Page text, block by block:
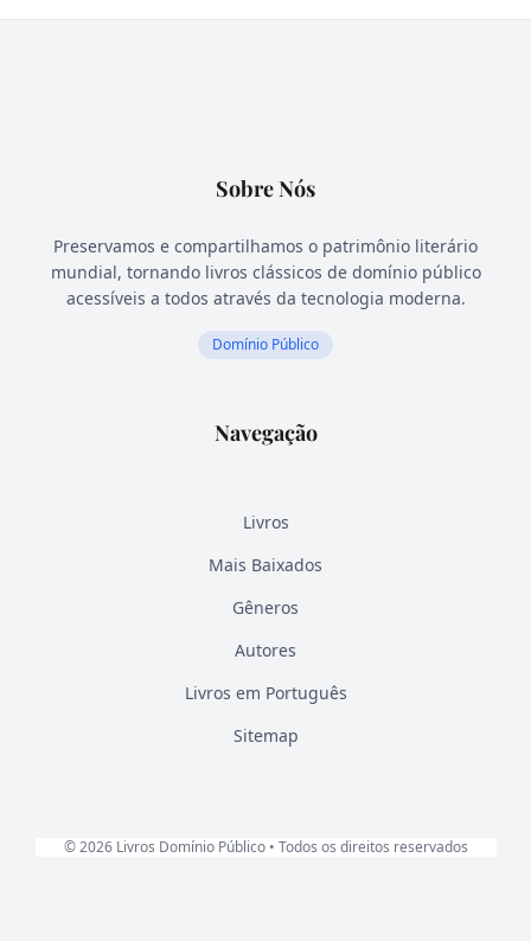
Sobre Nós
Preservamos e compartilhamos o patrimônio literário
mundial, tornando livros clássicos de domínio público
acessíveis a todos através da tecnologia moderna.
Domínio Público
Navegação
Livros
Mais Baixados
Gêneros
Autores
Livros em Português
Sitemap
© 2026 Livros Domínio Público • Todos os direitos reservados